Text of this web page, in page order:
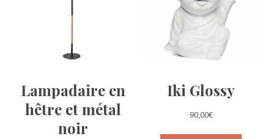
Lampadaire en
hêtre et métal
noir
Iki Glossy
90,00€